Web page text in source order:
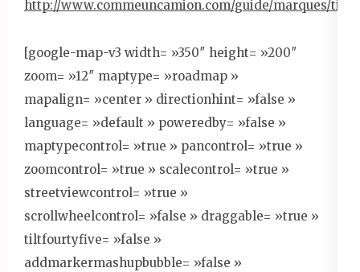
http://www.commeuncamion.com/guide/marques/
[google-map-v3 width= »350″ height= »200″
zoom= »12″ maptype= »roadmap »
mapalign= »center » directionhint= »false »
language= »default » poweredby= »false »
maptypecontrol= »true » pancontrol= »true »
zoomcontrol= »true » scalecontrol= »true »
streetviewcontrol= »true »
scrollwheelcontrol= »false » draggable= »true »
tiltfourtyfive= »false »
addmarkermashupbubble= »false »